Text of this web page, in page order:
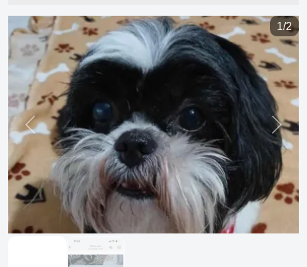
1/2
Previous Next